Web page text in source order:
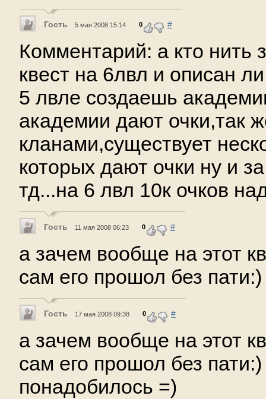
Гость 5 мая 2008 15:14 0 #
Комментарий: а кто нить
квест на 6лвл и описан
5 лвле создаешь
академии дают очки,так
кланами,существует
которых дают очки ну и
тд...на 6 лвл 10к очков
Гость 11 мая 2008 06:23 0 #
а зачем вообще на этот
сам его прошол без пати:)
Гость 17 мая 2008 09:38 0 #
а зачем вообще на этот
сам его прошол без
понадобилось =)